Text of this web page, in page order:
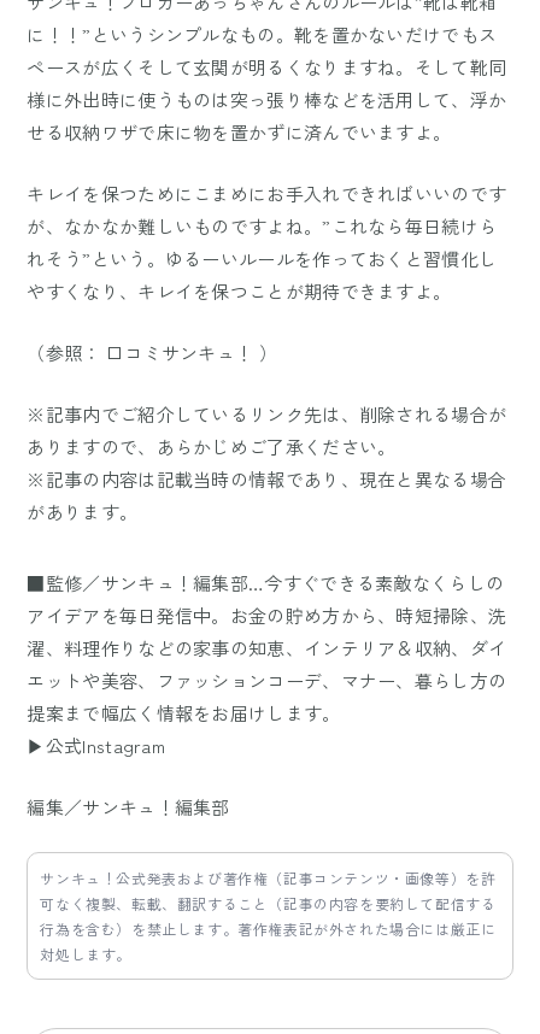
に！！”というシンプルなもの。靴を置かないだけでもス
ペースが広くそして玄関が明るくなりますね。そして靴同
様に外出時に使うものは突っ張り棒などを活用して、浮か
せる収納ワザで床に物を置かずに済んでいますよ。
キレイを保つためにこまめにお手入れできればいいのです
が、なかなか難しいものですよね。”これなら毎日続けら
れそう”という。ゆるーいルールを作っておくと習慣化し
やすくなり、キレイを保つことが期待できますよ。
（参照： 口コミサンキュ！ ）
※記事内でご紹介しているリンク先は、削除される場合が
ありますので、あらかじめご了承ください。
※記事の内容は記載当時の情報であり、現在と異なる場合
があります。
■監修／サンキュ！編集部…今すぐできる素敵なくらしの
アイデアを毎日発信中。お金の貯め方から、時短掃除、洗
濯、料理作りなどの家事の知恵、インテリア＆収納、ダイ
エットや美容、ファッションコーデ、マナー、暮らし方の
提案まで幅広く情報をお届けします。
▶公式Instagram
編集／サンキュ！編集部
サンキュ！公式発表および著作権（記事コンテンツ・画像等）を許
可なく複製、転載、翻訳すること（記事の内容を要約して配信する
行為を含む）を禁止します。著作権表記が外された場合には厳正に
対処します。